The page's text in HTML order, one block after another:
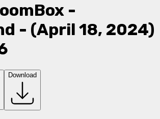
-
- (April 18, 2024)
Download